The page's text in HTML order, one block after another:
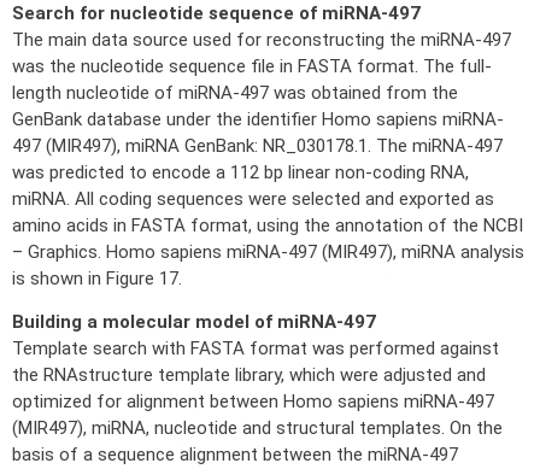
Search for nucleotide sequence of miRNA-497
The main data source used for reconstructing the miRNA-497
was the nucleotide sequence file in FASTA format. The full-
length nucleotide of miRNA-497 was obtained from the
GenBank database under the identifier Homo sapiens miRNA-
497 (MIR497), miRNA GenBank: NR_030178.1. The miRNA-497
was predicted to encode a 112 bp linear non-coding RNA,
miRNA. All coding sequences were selected and exported as
amino acids in FASTA format, using the annotation of the NCBI
– Graphics. Homo sapiens miRNA-497 (MIR497), miRNA analysis
is shown in Figure 17.
Building a molecular model of miRNA-497
Template search with FASTA format was performed against
the RNAstructure template library, which were adjusted and
optimized for alignment between Homo sapiens miRNA-497
(MIR497), miRNA, nucleotide and structural templates. On the
basis of a sequence alignment between the miRNA-497